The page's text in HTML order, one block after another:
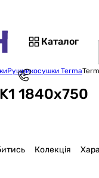
Каталог
Рушникосушки Terma
1840x750
Колекція